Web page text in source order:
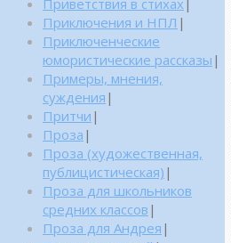
Приветствия в стихах
Приключения и НПЛ |
Приключенческие
юмористические рассказы |
Примеры, мнения,
суждения |
Притчи |
Проза |
Проза (художественная,
публицистическая) |
Проза для школьников
средних классов |
Проза для Андрея |